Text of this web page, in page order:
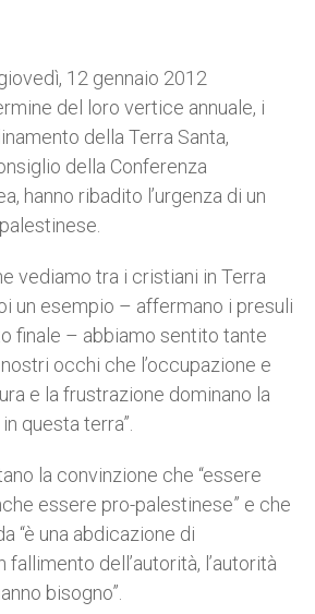
r
12 gennaio 2012
del loro vertice annuale, i
della Terra Santa,
della Conferenza
hanno ribadito l’urgenza di un
vediamo tra i cristiani in Terra
un esempio – affermano i presuli
finale – abbiamo sentito tante
occhi che l’occupazione e
e la frustrazione dominano la
questa terra”.
la convinzione che “essere
essere pro-palestinese” e che
“è una abdicazione di
fallimento dell’autorità, l’autorità
bisogno”.